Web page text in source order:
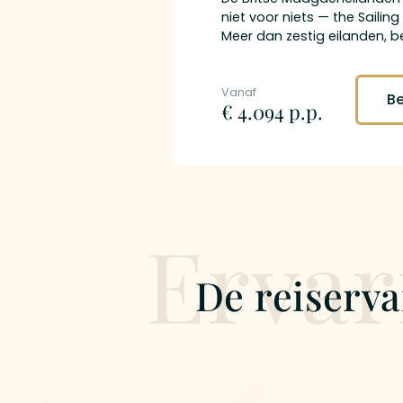
niet voor niets — the
Meer dan zestig eilanden,
dat je je volgende
horizon ziet liggen. Tijdens
Britse Maagdeneilanden
de enige manier die recht
€ 4.094 p.p.
De